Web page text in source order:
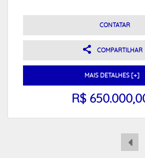
CONTATAR
COMPARTILHAR
MAIS DETALHES [+]
R$